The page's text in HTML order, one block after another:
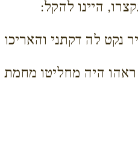
היינו להקל:
נקט לה דקתני
היה מחליטו